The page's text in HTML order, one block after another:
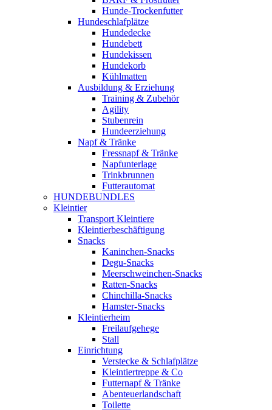
Hunde-Trockenfutter
Hundeschlafplätze
Hundedecke
Hundebett
Hundekissen
Hundekorb
Kühlmatten
Ausbildung & Erziehung
Training & Zubehör
Agility
Stubenrein
Hundeerziehung
Napf & Tränke
Fressnapf & Tränke
Napfunterlage
Trinkbrunnen
Futterautomat
HUNDEBUNDLES
Kleintier
Transport Kleintiere
Kleintierbeschäftigung
Snacks
Kaninchen-Snacks
Degu-Snacks
Meerschweinchen-Snacks
Ratten-Snacks
Chinchilla-Snacks
Hamster-Snacks
Kleintierheim
Freilaufgehege
Stall
Einrichtung
Verstecke & Schlafplätze
Kleintiertreppe & Co
Futternapf & Tränke
Abenteuerlandschaft
Toilette